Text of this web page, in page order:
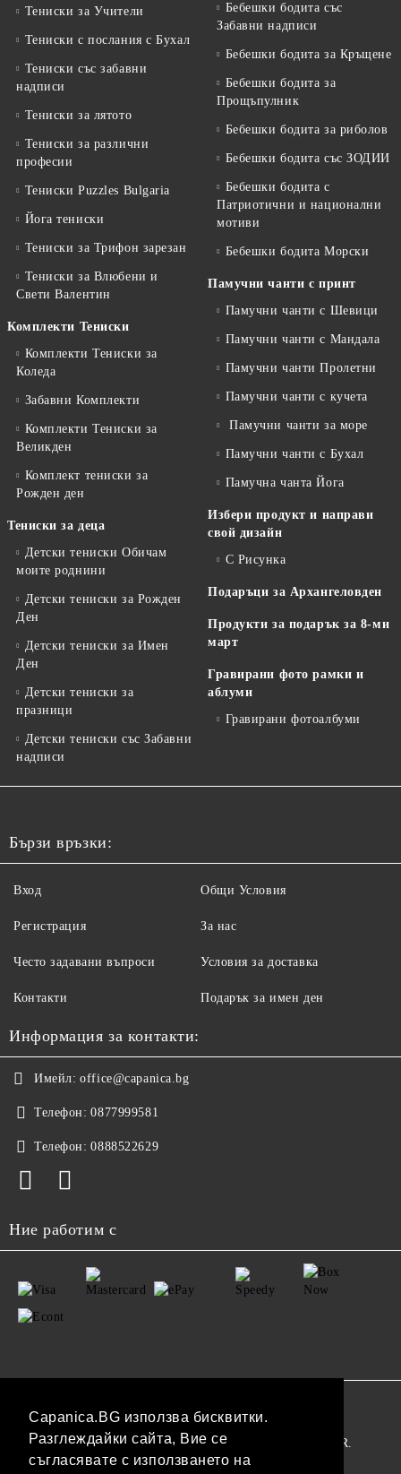
Capanica.BG използва бисквитки.
Разглеждайки сайта, Вие се
съгласявате с използването на
Тениски за Учители
Тениски с послания с Бухал
Тениски със забавни
надписи
Тениски за лятото
Тениски за различни
професии
Тениски Puzzles Bulgaria
Йога тениски
Тениски за Трифон зарезан
Тениски за Влюбени и
Свети Валентин
Комплекти Тениски
Комплекти Тениски за
Коледа
Забавни Комплекти
Комплекти Тениски за
Великден
Комплект тениски за
Рожден ден
Тениски за деца
Детски тениски Обичам
моите роднини
Детски тениски за Рожден
Ден
Детски тениски за Имен
Ден
Детски тениски за
празници
Детски тениски със Забавни
надписи
Бебешки бодита със
Забавни надписи
Бебешки бодита за Кръщене
Бебешки бодита за
Прощъпулник
Бебешки бодита за риболов
Бебешки бодита със ЗОДИИ
Бебешки бодита с
Патриотични и национални
мотиви
Бебешки бодита Морски
Памучни чанти с принт
Памучни чанти с Шевици
Памучни чанти с Мандала
Памучни чанти Пролетни
Памучни чанти с кучета
Памучни чанти за море
Памучни чанти с Бухал
Памучна чанта Йога
Избери продукт и направи
свой дизайн
С Рисунка
Подаръци за Архангеловден
Продукти за подарък за 8-ми
март
Гравирани фото рамки и
аблуми
Гравирани фотоалбуми
Бързи връзки:
Вход
Регистрация
Често задавани въпроси
Контакти
Общи Условия
За нас
Условия за доставка
Подарък за имен ден
Информация за контакти:
Имейл: office@capanica.bg
Телефон: 0877999581
Телефон: 0888522629
Ние работим с
Нашият онлайн магазин е 100% съобразен с GDPR.